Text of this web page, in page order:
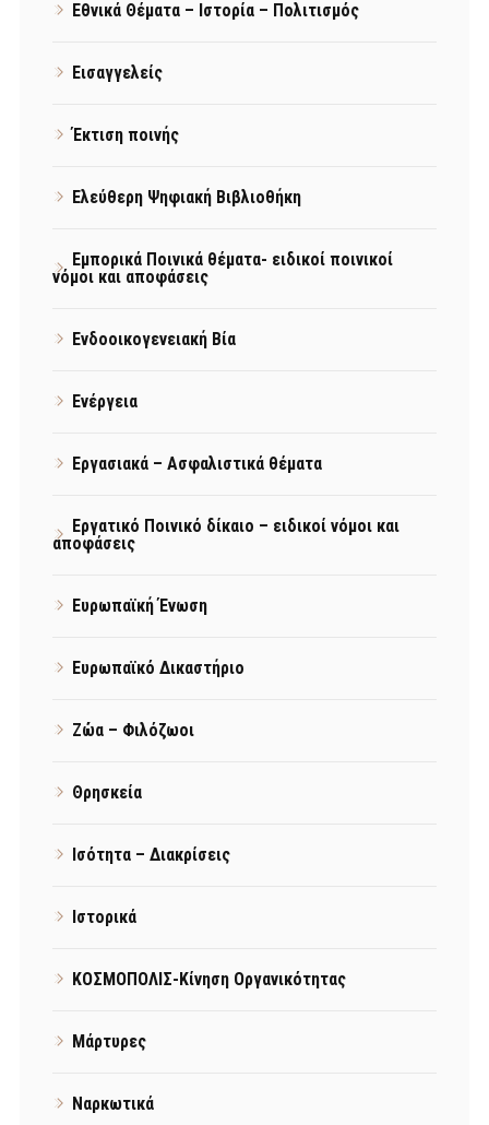
Εθνικά Θέματα – Ιστορία – Πολιτισμός
Εισαγγελείς
Έκτιση ποινής
Ελεύθερη Ψηφιακή Βιβλιοθήκη
Εμπορικά Ποινικά θέματα- ειδικοί ποινικοί
νόμοι και αποφάσεις
Ενδοοικογενειακή Βία
Ενέργεια
Εργασιακά – Ασφαλιστικά θέματα
Εργατικό Ποινικό δίκαιο – ειδικοί νόμοι και
αποφάσεις
Ευρωπαϊκή Ένωση
Ευρωπαϊκό Δικαστήριο
Ζώα – Φιλόζωοι
Θρησκεία
Ισότητα – Διακρίσεις
Ιστορικά
ΚΟΣΜΟΠΟΛΙΣ-Κίνηση Οργανικότητας
Μάρτυρες
Ναρκωτικά